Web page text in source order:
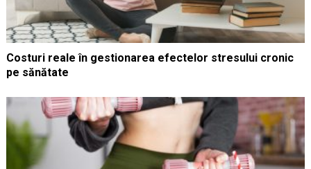
Costuri reale în gestionarea efectelor stresului cronic
pe sănătate